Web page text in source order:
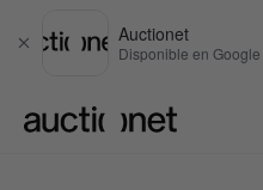
Cerrar
Auctionet
Disponible en